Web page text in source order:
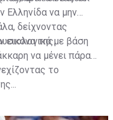
Ελληνίδα να μην
δείχνοντας
εικόνα της.με βάση
να μένει πάρα
το